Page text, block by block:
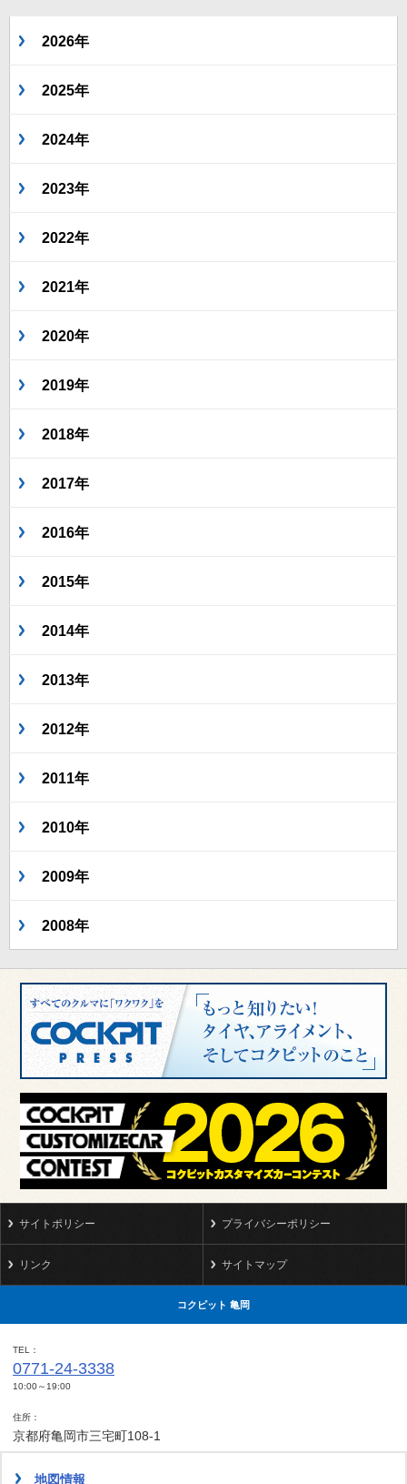
2026年
2025年
2024年
2023年
2022年
2021年
2020年
2019年
2018年
2017年
2016年
2015年
2014年
2013年
2012年
2011年
2010年
2009年
2008年
サイトポリシー プライバシーポリシー
リンク サイトマップ
コクピット 亀岡
TEL
0771-24-3338
10:00～19:00
住所
京都府亀岡市三宅町108-1
地図情報